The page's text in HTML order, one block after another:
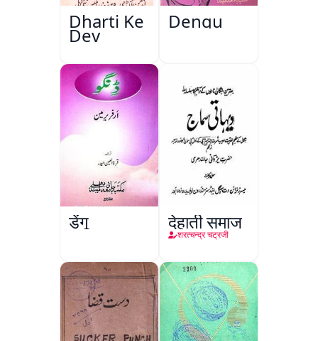
Dharti Ke
Dev
Dengu
डेंगू देहाती समाज
शरत्चन्द्र चट्रजी